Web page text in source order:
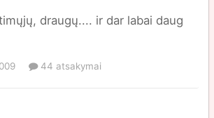
draugų.... ir dar labai daug
44 atsakymai